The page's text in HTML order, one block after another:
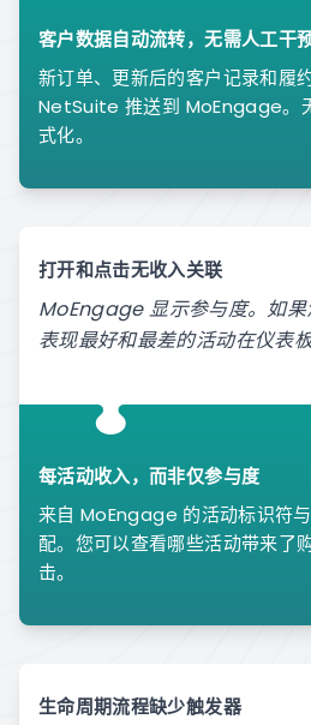
客户数据自动流转，无需人工干
新订单、更新后的客户记录和履
NetSuite 推送到 MoEngage。
式化。
打开和点击无收入关联
MoEngage 显示参与度。如果
表现最好和最差的活动在仪表
每活动收入，而非仅参与度
来自 MoEngage 的活动标识符
配。您可以查看哪些活动带来了
击。
生命周期流程缺少触发器